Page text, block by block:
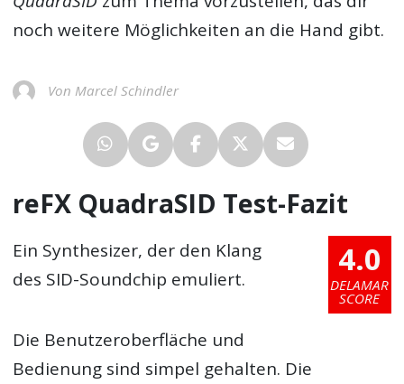
noch weitere Möglichkeiten an die Hand gibt.
Von Marcel Schindler
reFX QuadraSID Test-Fazit
4.0
DELAMAR
SCORE
Ein Synthesizer, der den Klang
des SID-Soundchip emuliert.
Die Benutzeroberfläche und
Bedienung sind simpel gehalten. Die